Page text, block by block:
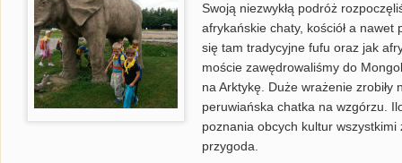
Swoją niezwykłą podróż
afrykańskie chaty, kościół a
się tam tradycyjne fufu oraz jak
moście zawędrowaliśmy do
na Arktykę. Duże wrażenie
peruwiańska chatka na wzgórzu.
poznania obcych kultur wszystkimi
przygoda.